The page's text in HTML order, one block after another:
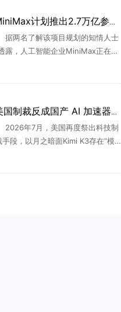
MiniMax计划推出2.7万亿参数大模型
据两名了解该项目规划的知情人士
露，人工智能企业MiniMax正在研
美国制裁反成国产 AI 加速器？美国出手却先卡住自家几百家企业
2026年7月，美国再度祭出科技制
手段，以月之暗面Kimi K3存在“模型